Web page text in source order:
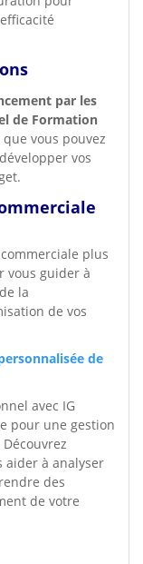
par les
de Formation
vous pouvez
vos
plus
vous guider à
la
de vos
de
avec IG
pour une gestion
aider à analyser
des
de votre